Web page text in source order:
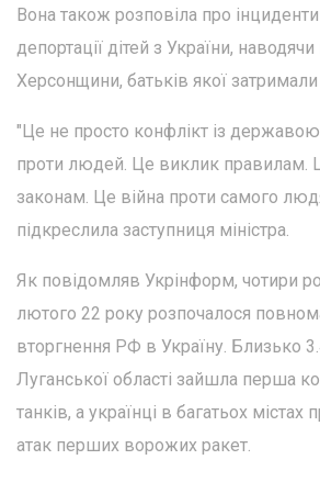
Вона також розповіла про
депортації дітей з України,
Херсонщини, батьків якої
"Це не просто конфлікт із
проти людей. Це виклик правилам.
законам. Це війна проти самого
підкреслила заступниця міністра.
Як повідомляв Укрінформ, чотири
лютого 22 року розпочалося
вторгнення РФ в Україну. Близько
Луганської області зайшла перша
танків, а українці в багатьох містах
атак перших ворожих ракет.